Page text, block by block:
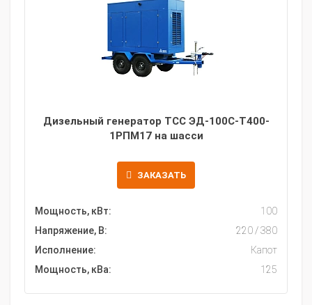
Дизельный генератор ТСС ЭД-100С-Т400-
1РПМ17 на шасси
ЗАКАЗАТЬ
Мощность, кВт:
100
Напряжение, В:
220 / 380
Исполнение:
Капот
Мощность, кВа:
125